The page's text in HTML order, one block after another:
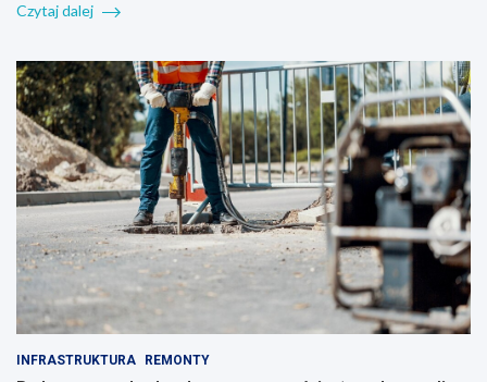
Czytaj dalej
INFRASTRUKTURA REMONTY